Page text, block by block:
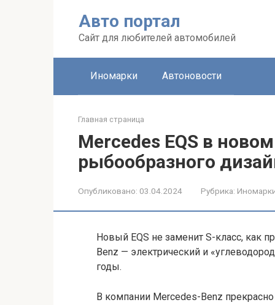
Авто портал
Сайт для любителей автомобилей
Иномарки Автоновости
Главная страница
Mercedes EQS в
рыбообразного
Опубликовано: 03.04.2024 Рубрика:
Новый EQS не заменит S-класс, как
Benz — электрический и
годы.
В компании Mercedes-Benz